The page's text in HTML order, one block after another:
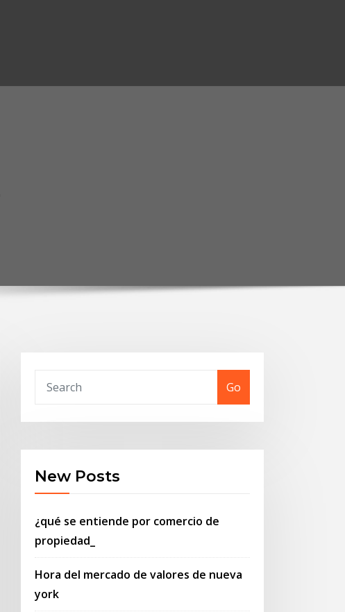
Go
New Posts
¿qué se entiende por comercio de
propiedad_
Hora del mercado de valores de nueva
york